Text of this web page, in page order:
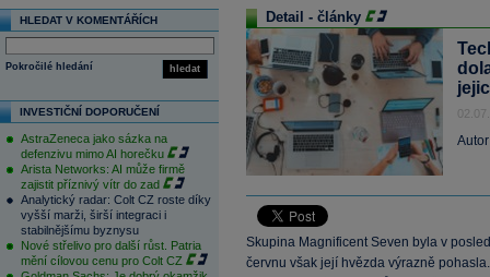
HLEDAT V KOMENTÁŘÍCH
hledat
Pokročilé hledání
INVESTIČNÍ DOPORUČENÍ
AstraZeneca jako sázka na
defenzivu mimo AI horečku
Arista Networks: AI může firmě
zajistit příznivý vítr do zad
Analytický radar: Colt CZ roste díky
vyšší marži, širší integraci i
stabilnějšímu byznysu
Nové střelivo pro další růst. Patria
mění cílovou cenu pro Colt CZ
Detail - články
Skupina Magnificent Seven byla v
červnu však její hvězda výrazně